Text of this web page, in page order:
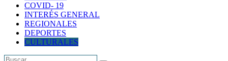
COVID- 19
INTERÉS GENERAL
REGIONALES
DEPORTES
CULTURALES